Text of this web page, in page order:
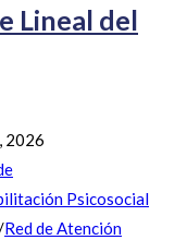
Lineal del
2026
Psicosocial
Red de Atención